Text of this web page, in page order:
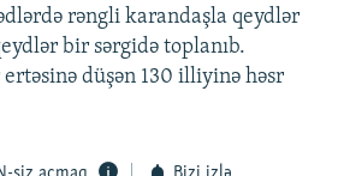
rəngli karandaşla qeydlər
bir sərgidə toplanıb.
düşən 130 illiyinə həsr